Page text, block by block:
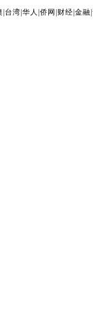
台湾 |华人 |侨网 财经 |金融 |